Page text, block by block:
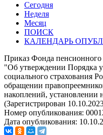
Сегодня
Неделя
Месяц
ПОИСК
КАЛЕНДАРЬ
Приказ Фонда пенсионного
"Об утверждении Порядка
социального страхования
обращении
накоплений,
(Зарегистрирован
Номер опубликования:
Дата опубликования: